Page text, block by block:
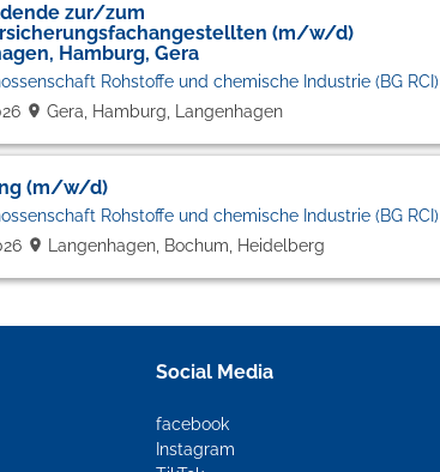
zur/zum
(m/w/d)
Hamburg, Gera
Rohstoffe und chemische Industrie (BG RCI)
Gera, Hamburg, Langenhagen
(m/w/d)
Rohstoffe und chemische Industrie (BG RCI)
Langenhagen, Bochum, Heidelberg
Social Media
facebook
Instagram